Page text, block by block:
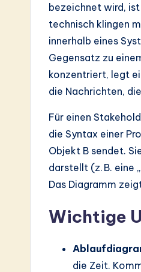
bezeichnet wird,
technisch klingen
innerhalb eines
Gegensatz zu
konzentriert, legt
die Nachrichten,
Für einen
die Syntax einer
Objekt B sendet.
darstellt (z. B. eine „
Das Diagramm
Wichtige
die Zeit.